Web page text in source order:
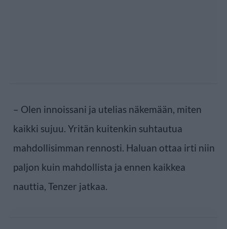
– Olen innoissani ja utelias näkemään, miten
kaikki sujuu. Yritän kuitenkin suhtautua
mahdollisimman rennosti. Haluan ottaa irti niin
paljon kuin mahdollista ja ennen kaikkea
nauttia, Tenzer jatkaa.